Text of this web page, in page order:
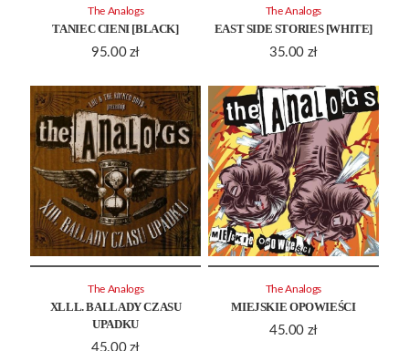
TANIEC CIENI [BLACK]
95.00 zł
The Analogs
EAST SIDE STORIES [WHITE]
35.00 zł
The Analogs
XLLL. BALLADY CZASU
UPADKU
45.00 zł
The Analogs
MIEJSKIE OPOWIEŚCI
45.00 zł
The Analogs